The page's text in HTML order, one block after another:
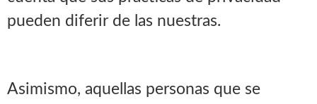
pueden diferir de las nuestras.
Asimismo, aquellas personas que se